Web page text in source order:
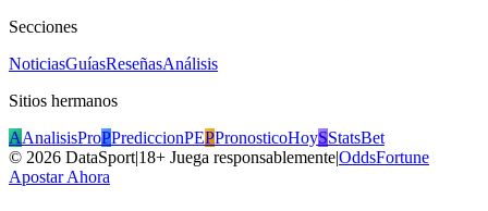
Secciones
NoticiasGuíasReseñasAnálisis
Sitios hermanos
AAnalisisProPPrediccionPEPPronosticoHoySStatsBet
© 2026 DataSport|18+ Juega responsablemente|OddsFortune
Apostar Ahora